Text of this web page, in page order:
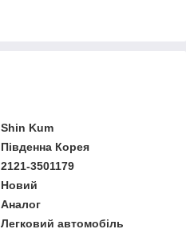
Shin Kum
Південна Корея
2121-3501179
Новий
Аналог
Легковий автомобіль